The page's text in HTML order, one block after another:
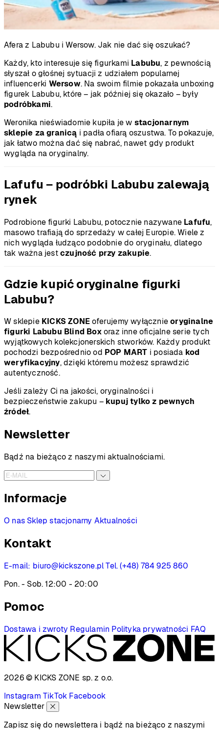
Afera z Labubu i Wersow. Jak nie dać się oszukać?
Każdy, kto interesuje się figurkami Labubu, z pewnością
słyszał o głośnej sytuacji z udziałem popularnej
influencerki Wersow. Na swoim filmie pokazała unboxing
figurek Labubu, które – jak później się okazało – były
podróbkami.
Weronika nieświadomie kupiła je w stacjonarnym
sklepie za granicą i padła ofiarą oszustwa. To pokazuje,
jak łatwo można dać się nabrać, nawet gdy produkt
wygląda na oryginalny.
Lafufu – podróbki Labubu zalewają
rynek
Podrobione figurki Labubu, potocznie nazywane Lafufu,
masowo trafiają do sprzedaży w całej Europie. Wiele z
nich wygląda łudząco podobnie do oryginału, dlatego
tak ważna jestczujność przy zakupie.
Gdzie kupić oryginalne figurki
Labubu?
W sklepie KICKS ZONEoferujemy wyłącznieoryginalne
figurki Labubu Blind Boxoraz inne oficjalne serie tych
wyjątkowych kolekcjonerskich stworków. Każdy produkt
pochodzi bezpośrednio od POP MART i posiada kod
weryfikacyjny, dzięki któremu możesz sprawdzić
autentyczność.
Jeśli zależy Ci na jakości, oryginalności i
bezpieczeństwie zakupu – kupuj tylko z pewnych
źródeł.
Newsletter
Bądź na bieżąco z naszymi aktualnościami.
Informacje
O nas Sklep stacjonarny Aktualności
Kontakt
E-mail: biuro@kickszone.pl Tel. (+48) 784 925 860
Pon. - Sob. 12:00 - 20:00
Pomoc
Dostawa i zwroty Regulamin Polityka prywatności FAQ
2026 © KICKS ZONE sp. z o.o.
Instagram TikTok Facebook
Newsletter
Zapisz się do newslettera i bądź na bieżąco z naszymi